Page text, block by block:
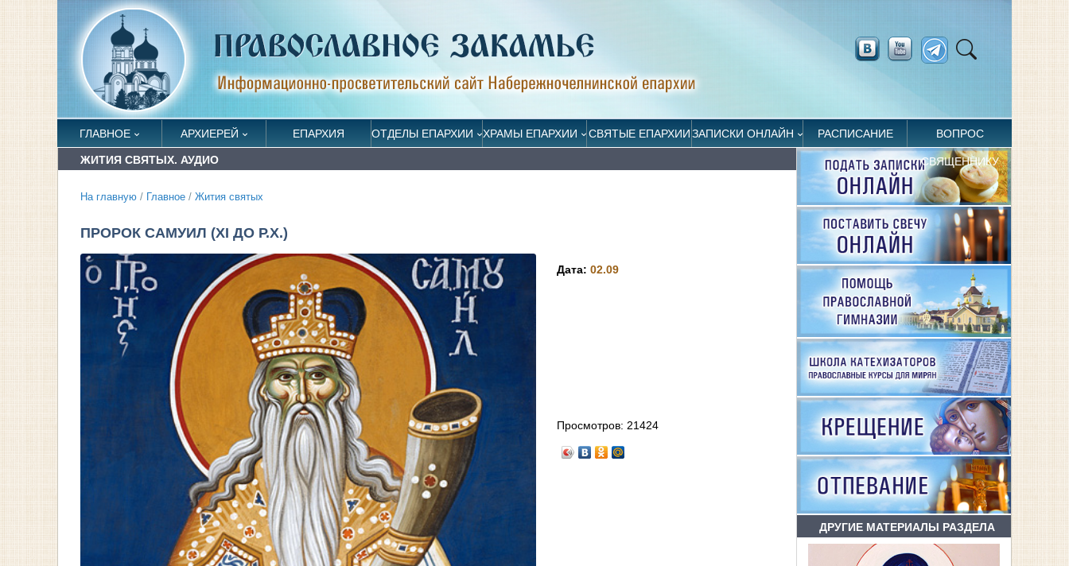
ГЛАВНОЕ АРХИЕРЕЙ ЕПАРХИЯ ОТДЕЛЫ ЕПАРХИИ ХРАМЫ ЕПАРХИИ СВЯТЫЕ ЕПАРХИИЗАПИСКИ ОНЛАЙН РАСПИСАНИЕ ВОПРОС
СВЯЩЕННИКУ
ЖИТИЯ СВЯТЫХ. АУДИО
На главную / Главное / Жития святых
ПРОРОК САМУИЛ (XI ДО Р.Х.)
Дата:02.09
Просмотров: 21424
ДРУГИЕ МАТЕРИАЛЫ РАЗДЕЛА